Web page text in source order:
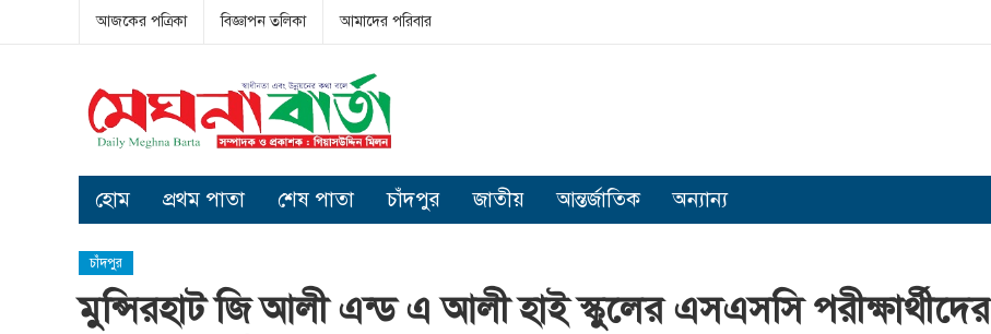
আজকের পত্রিকা বিজ্ঞাপন তলিকা আমাদের পরিবার
হোম প্রথম পাতা শেষ পাতা চাঁদপুর জাতীয় আন্তর্জাতিক অন্যান্য
চাঁদপুর
মুন্সিরহাট জি আলী এন্ড এ আলী হাই স্কুলের এসএসসি পরীক্ষার্থীদের